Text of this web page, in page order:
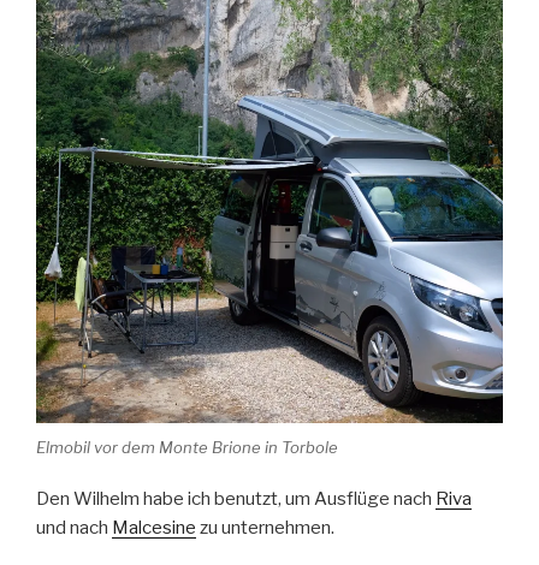
Elmobil vor dem Monte Brione in Torbole
Den Wilhelm habe ich benutzt, um Ausflüge nach Riva
und nach Malcesine zu unternehmen.